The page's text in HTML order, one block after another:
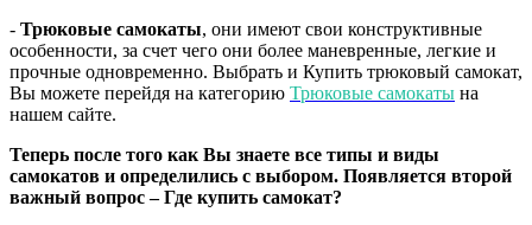
- Трюковые самокаты, они имеют свои конструктивные
особенности, за счет чего они более маневренные, легкие и
прочные одновременно. Выбрать и Купить трюковый самокат,
Вы можете перейдя на категорию Трюковые самокаты на
нашем сайте.
Теперь после того как Вы знаете все типы и виды
самокатов и определились с выбором. Появляется второй
важный вопрос – Где купить самокат?